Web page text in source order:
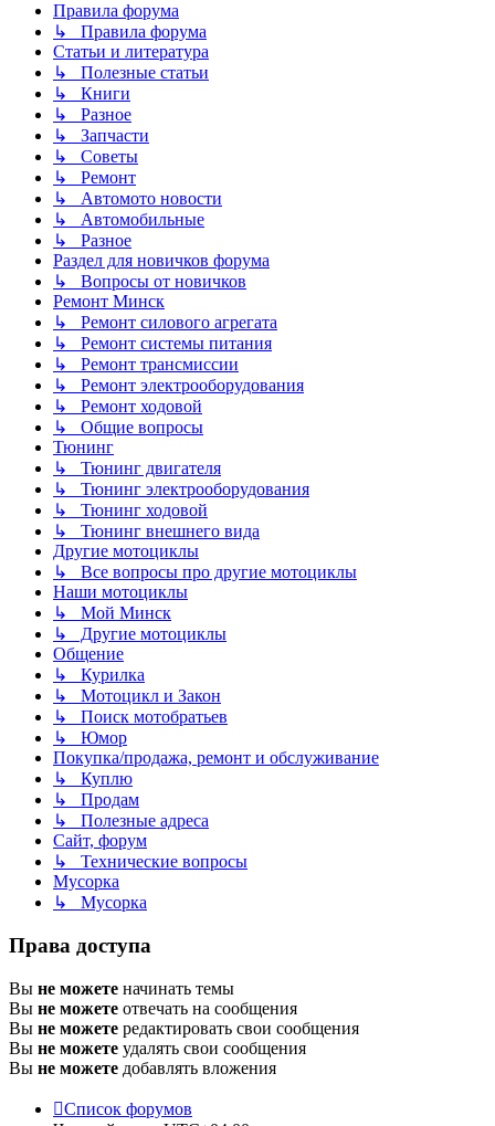
Правила форума
↳ Правила форума
Статьи и литература
↳ Полезные статьи
↳ Книги
↳ Разное
↳ Запчасти
↳ Советы
↳ Ремонт
↳ Автомото новости
↳ Автомобильные
↳ Разное
Раздел для новичков форума
↳ Вопросы от новичков
Ремонт Минск
↳ Ремонт силового агрегата
↳ Ремонт системы питания
↳ Ремонт трансмиссии
↳ Ремонт электрооборудования
↳ Ремонт ходовой
↳ Общие вопросы
Тюнинг
↳ Тюнинг двигателя
↳ Тюнинг электрооборудования
↳ Тюнинг ходовой
↳ Тюнинг внешнего вида
Другие мотоциклы
↳ Все вопросы про другие мотоциклы
Наши мотоциклы
↳ Мой Минск
↳ Другие мотоциклы
Общение
↳ Курилка
↳ Мотоцикл и Закон
↳ Поиск мотобратьев
↳ Юмор
Покупка/продажа, ремонт и обслуживание
↳ Куплю
↳ Продам
↳ Полезные адреса
Сайт, форум
↳ Технические вопросы
Мусорка
↳ Мусорка
Права доступа
Вы не можете начинать темы
Вы не можете отвечать на сообщения
Вы не можете редактировать свои сообщения
Вы не можете удалять свои сообщения
Вы не можете добавлять вложения
Список форумов